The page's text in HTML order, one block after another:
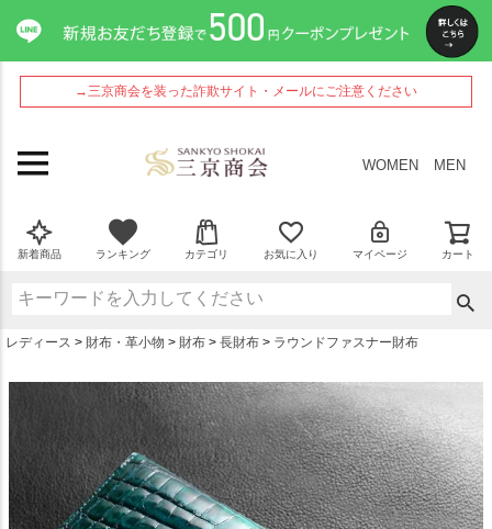
→三京商会を装った詐欺サイト・メールにご注意ください
WOMEN MEN
新着商品 ランキング カテゴリ お気に入り マイページ カート
レディース 財布・革小物 財布 長財布 ラウンドファスナー財布
ペー
ジト
ップ
へ